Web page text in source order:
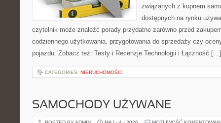
związanych z kupnem
dostępnych na rynku
czytelnik może znaleźć porady przydatne zarówno przed
codziennego użytkowania, przygotowania do sprzedaży czy
pojazdu. Zobacz też: Testy i Recenzje Technologii i Łączność […]
CATEGORIES: NIERUCHOMOŚCI
SAMOCHODY UŻYWANE